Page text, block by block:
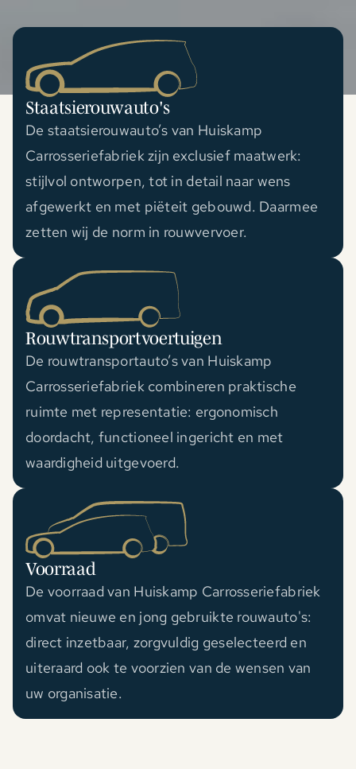
Staatsierouwauto's
De staatsierouwauto’s van Huiskamp
Carrosseriefabriek zijn exclusief maatwerk:
stijlvol ontworpen, tot in detail naar wens
afgewerkt en met piëteit gebouwd. Daarmee
zetten wij de norm in rouwvervoer.
Rouwtransportvoertuigen
De rouwtransportauto’s van Huiskamp
Carrosseriefabriek combineren praktische
ruimte met representatie: ergonomisch
doordacht, functioneel ingericht en met
waardigheid uitgevoerd.
Voorraad
De voorraad van Huiskamp Carrosseriefabriek
omvat nieuwe en jong gebruikte rouwauto's:
direct inzetbaar, zorgvuldig geselecteerd en
uiteraard ook te voorzien van de wensen van
uw organisatie.